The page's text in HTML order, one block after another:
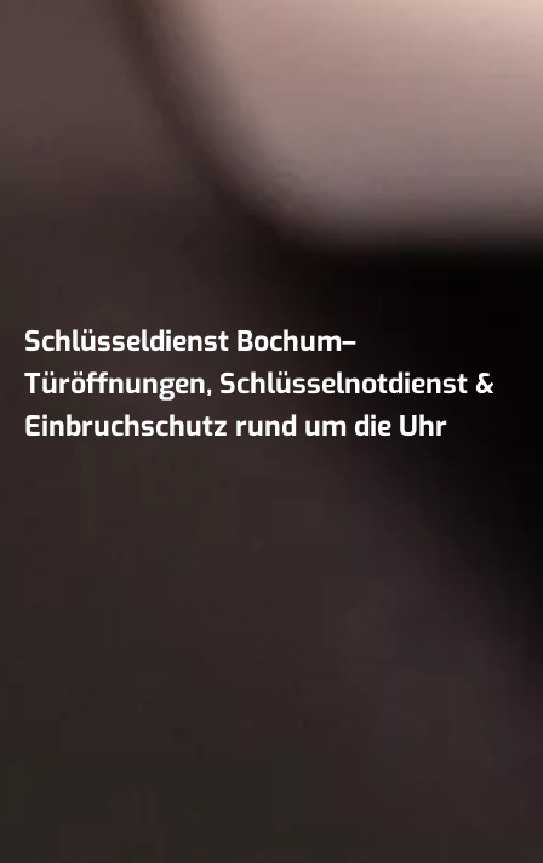
Schlüsseldienst Bochum–
Türöffnungen, Schlüsselnotdienst &
Einbruchschutz rund um die Uhr